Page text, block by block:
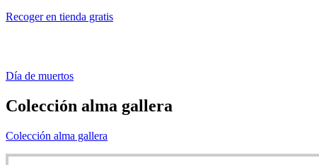
Recoger en tienda gratis
Día de muertos
Colección alma gallera
Colección alma gallera